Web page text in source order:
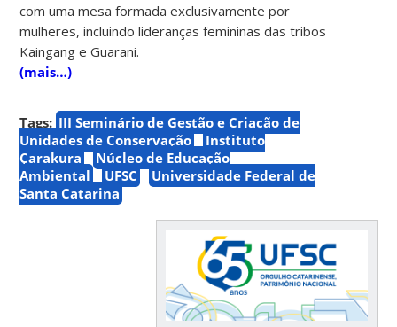
com uma mesa formada exclusivamente por
mulheres, incluindo lideranças femininas das tribos
Kaingang e Guarani.
(mais…)
Tags: III Seminário de Gestão e Criação de
Unidades de Conservação
Instituto
Çarakura
Núcleo de Educação
Ambiental
UFSC
Universidade Federal de
Santa Catarina